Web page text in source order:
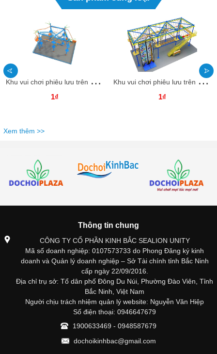
K
hu vui chơi phiêu lưu trên cao TTTCKB30 Dochoikinhbac- Khu vui chơi hấp dẫn độc đáo thu hút
1₫
K
hu vui chơi phiêu lưu trên cao TTTCKB29 Dochoikinhbac- Khu vui chơi hấp dẫn độc đáo thu hút
1₫
Xem thêm >>
Thông tin chung
CÔNG TY CỔ PHẦN KINH BẮC SEALION UNITY
Mã số doanh nghiệp: 0107573733 do Phong Đăng ký kinh
doanh và Quản lý doanh nghiệp – Sở Tài chính tỉnh Bắc Ninh
cấp ngày 22/09/2016.
Địa chỉ trụ sở: Tổ dân phố Đông Du Núi, Phường Đào Viên, Tỉnh
Bắc Ninh, Việt Nam
Người chịu trách nhiệm quản lý website: Nguyễn Văn Hiệp
Số điện thoại: 0946647679
1900633469 - 0948587679
dochoikinhbac@gmail.com